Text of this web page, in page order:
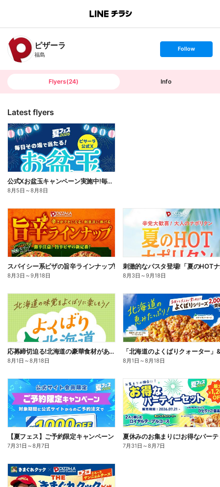
B
n
c
h
T
ピザーラ
福島
s
t
o
Follow
Flyers(24) Info
Latest flyers
公式Xお盆玉キャンペーン実施中!毎日その場で2,500円分のネットクーポンがあたる!
8月5日 ～8月8日
スパイシー系ピザの旨辛ラインナップ!
8月3日 ～9月18日 8月3日 ～9月18日
応募締切迫る!北海道の豪華食材があたるプレゼントキャンペーン
8月1日 ～8月18日 8月1日 ～8月18日
【夏フェス】ご予約限定キャンペーン
7月31日 ～8月7日 7月31日 ～8月7日